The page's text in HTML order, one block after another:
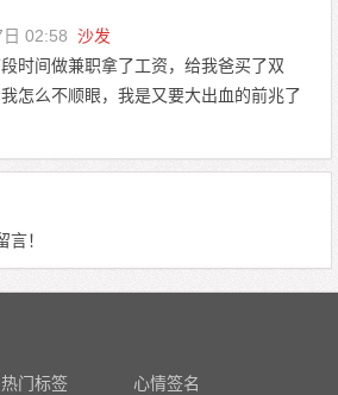
02:58 沙发
时间做兼职拿了工资，给我爸买了双
怎么不顺眼，我是又要大出血的前兆了
言！
热门标签 心情签名